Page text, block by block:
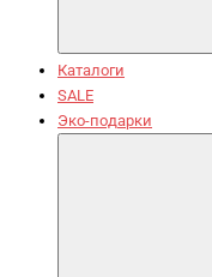
Каталоги
SALE
Эко-подарки